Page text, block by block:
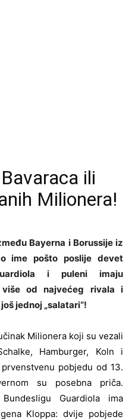
ili
Milionera!
Bayerna i Borussije iz
ime pošto poslije devet
i puleni imaju
više od najvećeg rivala i
jednoj „salatari“!
Milionera koji su vezali
Hamburger, Koln i
pobjedu od 13.
su posebna priča.
Guardiola ima
Kloppa: dvije pobjede